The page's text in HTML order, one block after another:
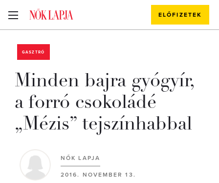
ELŐFIZETEK
GASZTRÓ
Minden bajra gyógyír,
a forró csokoládé
„Mézis” tejszínhabbal
NŐK LAPJA
2016. NOVEMBER 13.